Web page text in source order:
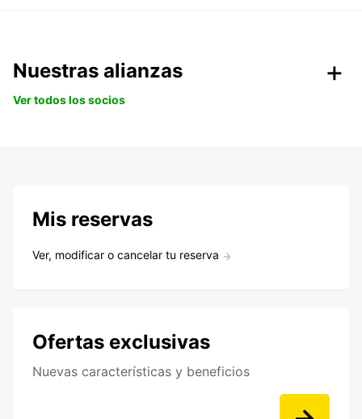
Nuestras alianzas
Ver todos los socios
Mis reservas
Ver, modificar o cancelar tu reserva
Ofertas exclusivas
Nuevas características y beneficios